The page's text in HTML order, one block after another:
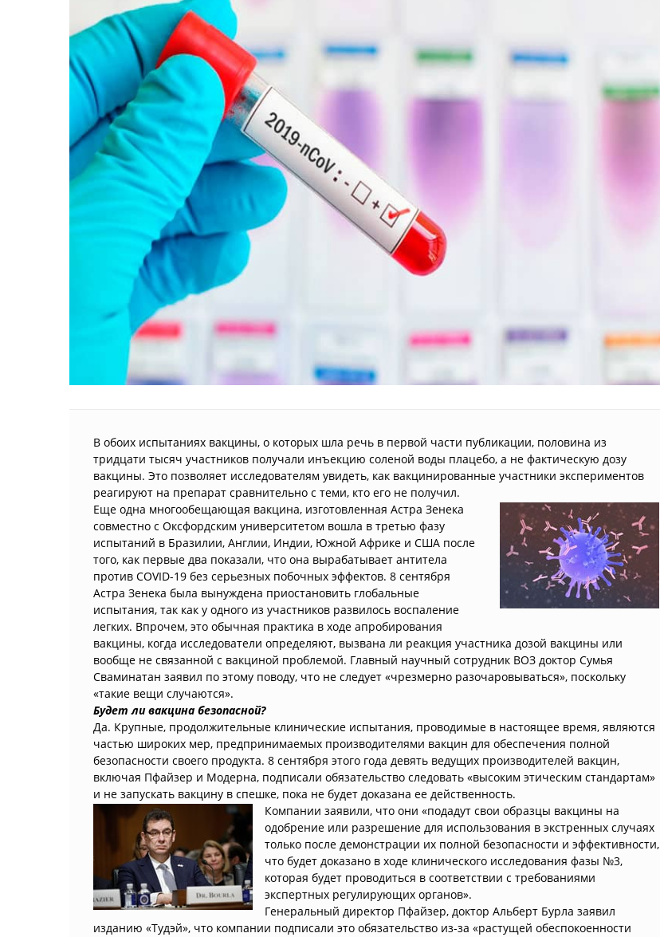
В обоих испытаниях вакцины, о которых шла речь в первой части публикации, половина из
тридцати тысяч участников получали инъекцию соленой воды плацебо, а не фактическую дозу
вакцины. Это позволяет исследователям увидеть, как вакцинированные участники экспериментов
реагируют на препарат сравнительно с теми, кто его не получил.
Еще одна многообещающая вакцина, изготовленная Астра Зенека
совместно с Оксфордским университетом вошла в третью фазу
испытаний в Бразилии, Англии, Индии, Южной Африке и США после
того, как первые два показали, что она вырабатывает антитела
против COVID-19 без серьезных побочных эффектов. 8 сентября
Астра Зенека была вынуждена приостановить глобальные
испытания, так как у одного из участников развилось воспаление
легких. Впрочем, это обычная практика в ходе апробирования
вакцины, когда исследователи определяют, вызвана ли реакция участника дозой вакцины или
вообще не связанной с вакциной проблемой. Главный научный сотрудник ВОЗ доктор Сумья
Сваминатан заявил по этому поводу, что не следует «чрезмерно разочаровываться», поскольку
«такие вещи случаются».
Будет ли вакцина безопасной?
Да. Крупные, продолжительные клинические испытания, проводимые в настоящее время, являются
частью широких мер, предпринимаемых производителями вакцин для обеспечения полной
безопасности своего продукта. 8 сентября этого года девять ведущих производителей вакцин,
включая Пфайзер и Модерна, подписали обязательство следовать «высоким этическим стандартам»
и не запускать вакцину в спешке, пока не будет доказана ее действенность.
Компании заявили, что они «подадут свои образцы вакцины на
одобрение или разрешение для использования в экстренных случаях
только после демонстрации их полной безопасности и эффективности,
что будет доказано в ходе клинического исследования фазы №3,
которая будет проводиться в соответствии с требованиями
экспертных регулирующих органов».
Генеральный директор Пфайзер, доктор Альберт Бурла заявил
изданию «Тудэй», что компании подписали это обязательство из-за «растущей обеспокоенности